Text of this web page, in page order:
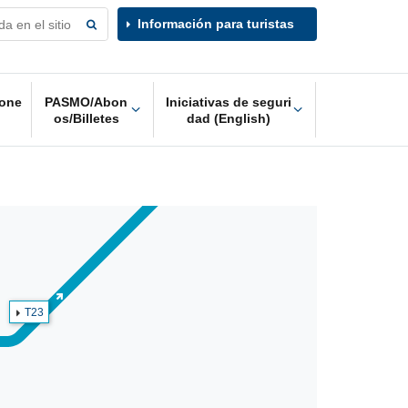
PASMO/Abon
os/Billetes
Iniciativas de seguri
dad (English)
Información para turistas
T23